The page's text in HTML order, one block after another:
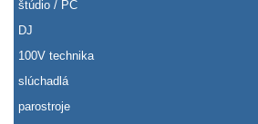
štúdio / PC
DJ
100V technika
slúchadlá
parostroje